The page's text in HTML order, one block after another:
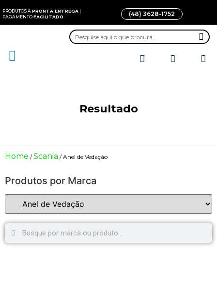
PRODUTOS A PRONTA ENTREGA |
PAGAMENTOFACILITADO (48) 3628-1752
Resultado
Home /Scania / Anel de Vedação
Produtos por Marca